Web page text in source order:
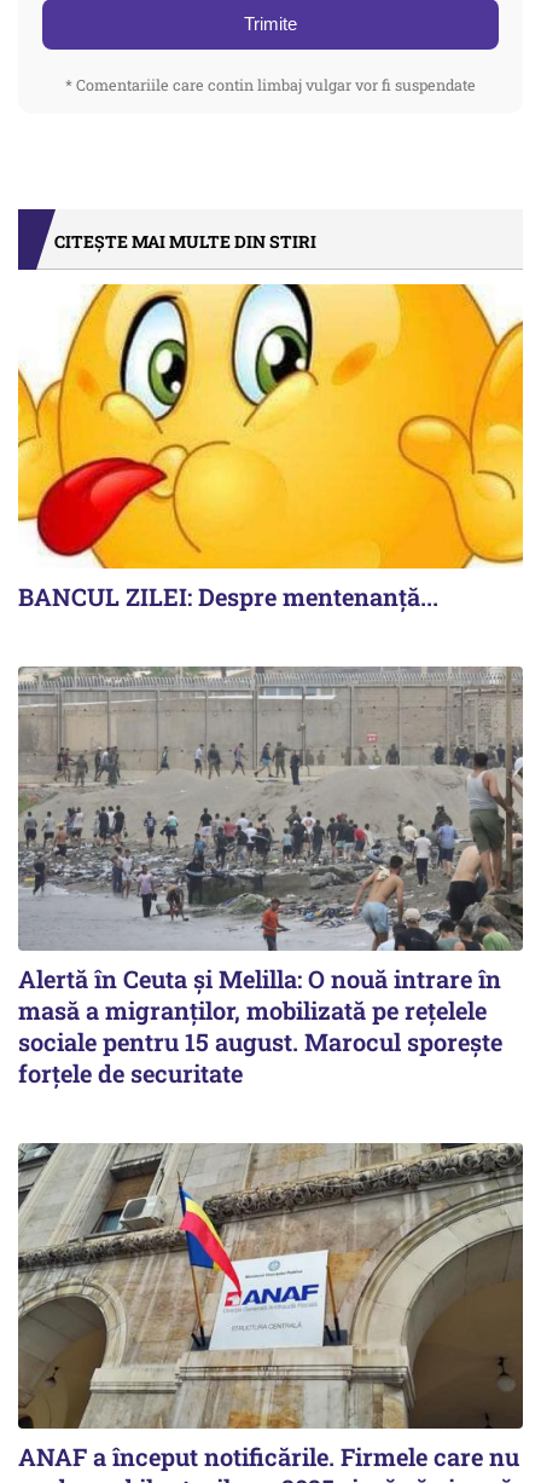
Trimite
* Comentariile care contin limbaj vulgar vor fi suspendate
CITEȘTE MAI MULTE DIN STIRI
BANCUL ZILEI: Despre mentenanță...
Alertă în Ceuta și Melilla: O nouă intrare în
masă a migranților, mobilizată pe rețelele
sociale pentru 15 august. Marocul sporește
forțele de securitate
ANAF a început notificările. Firmele care nu